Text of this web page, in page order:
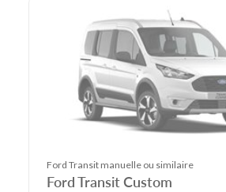
Ford Transit manuelle ou similaire
Ford Transit Custom